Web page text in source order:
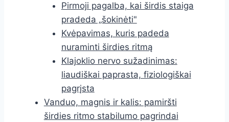
Pirmoji pagalba, kai širdis staiga
pradeda „šokinėti"
Kvėpavimas, kuris padeda
nuraminti širdies ritmą
Klajoklio nervo sužadinimas:
liaudiškai paprasta, fiziologiškai
pagrįsta
Vanduo, magnis ir kalis: pamiršti
širdies ritmo stabilumo pagrindai